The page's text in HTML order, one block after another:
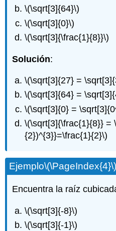
\(\sqrt[3]{64}\)
\(\sqrt[3]{0}\)
\(\sqrt[3]{\frac{1}{8}}\)
Solución:
\(\sqrt[3]{27} =
\(\sqrt[3]{64} =
\(\sqrt[3]{0} =
\(\sqrt[3]{\frac{1}{8}} =
{2})^{3}}=\frac{1}{2}\)
Ejemplo\(\PageIndex{4}\)
Encuentra la raíz
\(\sqrt[3]{-8}\)
\(\sqrt[3]{-1}\)